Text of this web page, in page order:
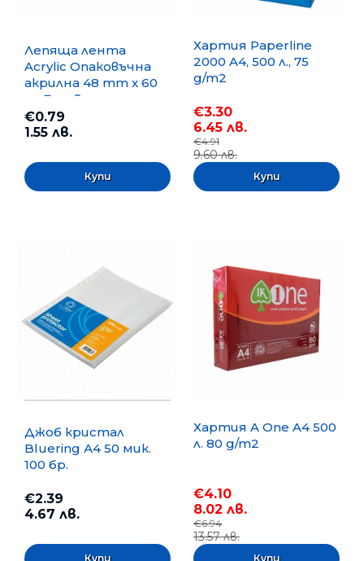
Лепяща лента
Acrylic Опаковъчна
акрилна 48 mm x 60
m, Безцветна
€0.79
1.55 лв.
Хартия Paperline
2000 A4, 500 л., 75
g/m2
€3.30
6.45 лв.
€4.91
9.60 лв.
Джоб кристал
Bluering А4 50 мик.
100 бр.
€2.39
4.67 лв.
Хартия A One A4 500
л. 80 g/m2
€4.10
8.02 лв.
€6.94
13.57 лв.